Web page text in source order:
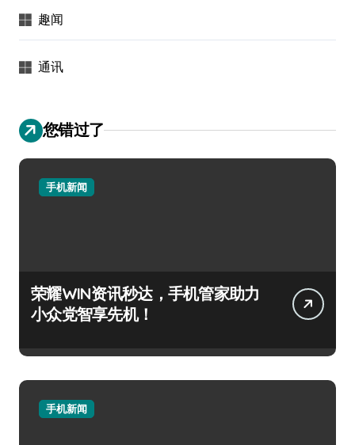
趣闻
通讯
您错过了
手机新闻
荣耀WIN资讯秒达，手机管家助力
小众党智享先机！
手机新闻